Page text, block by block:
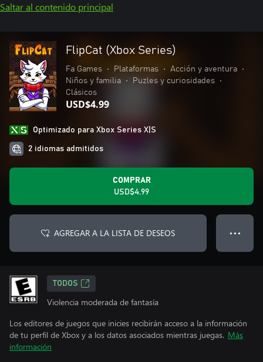
Saltar al contenido principal
FlipCat (Xbox Series)
Fa Games • Plataformas • Acción y aventura
•
Niños y familia
• Puzles y curiosidades
•
Clásicos
USD$4.99
Optimizado para Xbox Series X|S
2 idiomas admitidos
COMPRAR
USD$4.99
AGREGAR A LA LISTA DE DESEOS ● ● ●
TODOS
Violencia moderada de fantasía
Los editores de juegos que inicies recibirán acceso a la información
de tu perfil de Xbox y a los datos asociados mientras juegas. Más
información